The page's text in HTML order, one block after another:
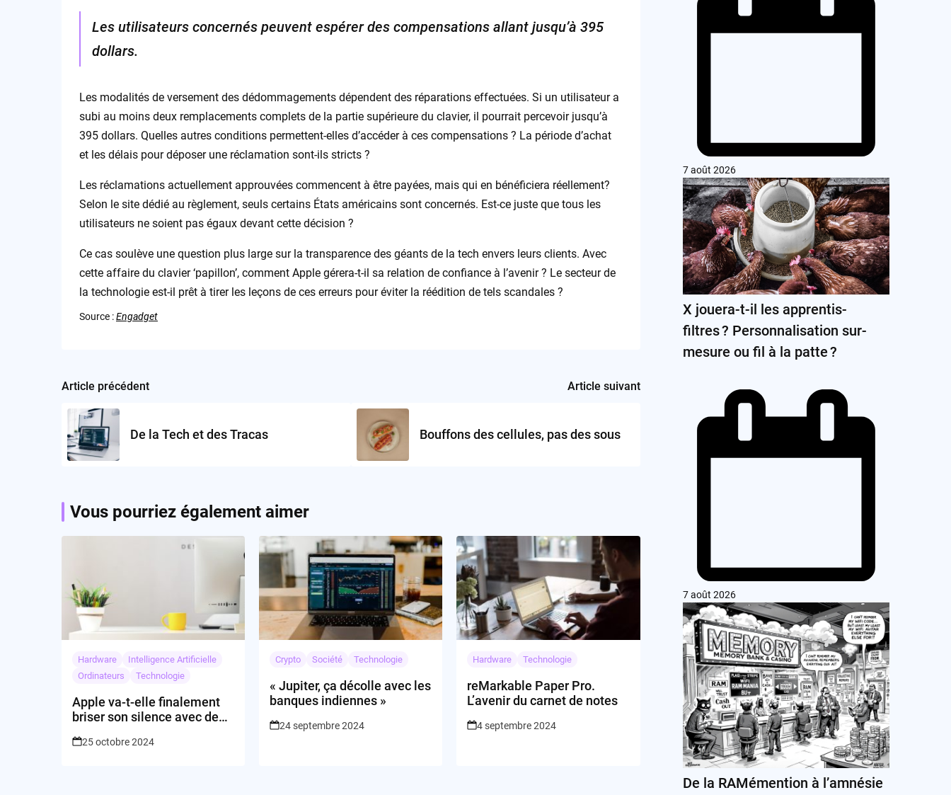
Les utilisateurs concernés peuvent espérer des compensations allant jusqu’à 395
dollars.
Les modalités de versement des dédommagements dépendent des réparations effectuées. Si un utilisateur a
subi au moins deux remplacements complets de la partie supérieure du clavier, il pourrait percevoir jusqu’à
395 dollars. Quelles autres conditions permettent-elles d’accéder à ces compensations ? La période d’achat
et les délais pour déposer une réclamation sont-ils stricts ?
Les réclamations actuellement approuvées commencent à être payées, mais qui en bénéficiera réellement?
Selon le site dédié au règlement, seuls certains États américains sont concernés. Est-ce juste que tous les
utilisateurs ne soient pas égaux devant cette décision ?
Ce cas soulève une question plus large sur la transparence des géants de la tech envers leurs clients. Avec
cette affaire du clavier ‘papillon’, comment Apple gérera-t-il sa relation de confiance à l’avenir ? Le secteur de
la technologie est-il prêt à tirer les leçons de ces erreurs pour éviter la réédition de tels scandales ?
Source :Engadget
Post
navigation
Article précédent
De la Tech et des Tracas
Article suivant
Bouffons des cellules, pas des sous
Vous pourriez également aimer
Hardware
Intelligence Artificielle
Ordinateurs
Technologie
Apple va-t-elle finalement
briser son silence avec de
25 octobre 2024
Crypto Société Technologie
« Jupiter, ça décolle avec les
banques indiennes »
24 septembre 2024
Hardware Technologie
reMarkable Paper Pro.
L’avenir du carnet de notes
4 septembre 2024
7 août 2026
X jouera-t-il les apprentis-
filtres ? Personnalisation sur-
mesure ou fil à la patte ?
7 août 2026
De la RAMémention à l’amnésie